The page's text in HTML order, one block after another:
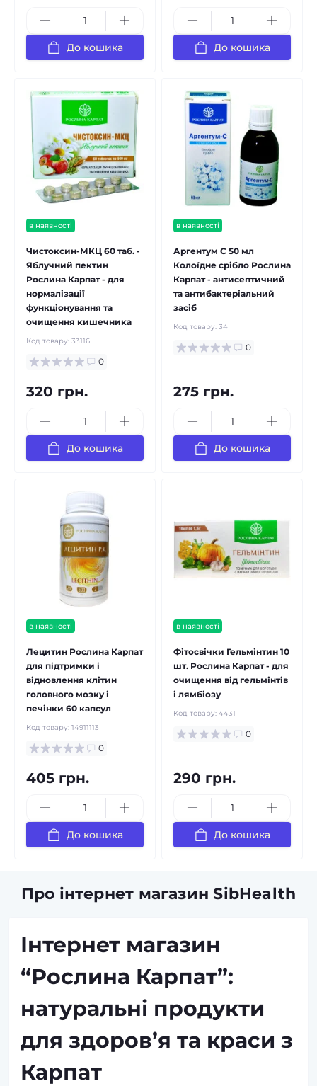
До кошика До кошика
в наявності
Чистоксин-МКЦ 60 таб. -
Яблучний пектин
Рослина Карпат - для
нормалізації
функціонування та
очищення кишечника
Код товару: 33116
0
320 грн.
До кошика
в наявності
Аргентум С 50 мл
Колоїдне срібло Рослина
Карпат - антисептичний
та антибактеріальний
засіб
Код товару: 34
0
275 грн.
До кошика
в наявності
Лецитин Рослина Карпат
для підтримки і
відновлення клітин
головного мозку і
печінки 60 капсул
Код товару: 14911113
0
405 грн.
До кошика
в наявності
Фітосвічки Гельмінтин 10
шт. Рослина Карпат - для
очищення від гельмінтів
і лямбіозу
Код товару: 4431
0
290 грн.
До кошика
Про інтернет магазин SibHealth
Інтернет магазин
“Рослина Карпат”:
натуральні продукти
для здоров’я та краси з
Карпат